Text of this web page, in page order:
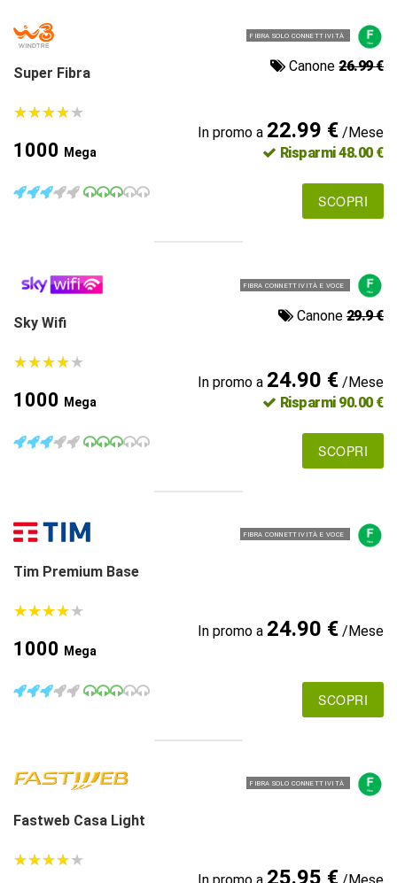
FIBRA SOLO CONNETTIVITÀ
Super Fibra Canone26.99 €
★★★★★
★★★★★
1000 Mega
In promo a 22.99 €/Mese
Risparmi 48.00 €
SCOPRI
FIBRA CONNETTIVITÀ E VOCE
Sky Wifi Canone 29.9 €
★★★★★
★★★★★
1000 Mega
In promo a 24.90 €/Mese
Risparmi 90.00 €
SCOPRI
FIBRA CONNETTIVITÀ E VOCE
Tim Premium Base
★★★★★
★★★★★
1000 Mega
In promo a 24.90 €/Mese
SCOPRI
FIBRA SOLO CONNETTIVITÀ
Fastweb Casa Light
★★★★★
★★★★★
25.95 €